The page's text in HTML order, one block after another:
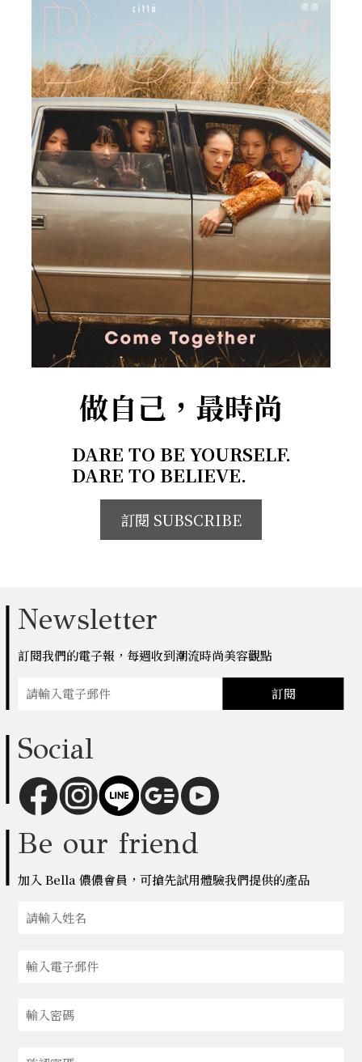
做自己，最時尚
DARE TO BE YOURSELF.
DARE TO BELIEVE.
訂閱 SUBSCRIBE
Newsletter
訂閱我們的電子報，每週收到潮流時尚美容觀點
訂閱
Social
Be our friend
加入 Bella 儂儂會員，可搶先試用體驗我們提供的產品